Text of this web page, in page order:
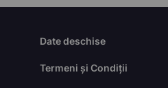
Date deschise
Termeni și Condiții